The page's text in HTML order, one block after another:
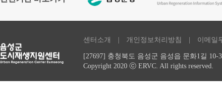
센터소개 | 개인정보처리방침 | 이메일
[27697] 충청북도 음성군 음성읍 문화1길
Copyright 2020 ⓒ ERVC. All rights reserved.